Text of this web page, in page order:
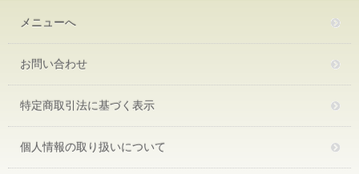
メニューへ
お問い合わせ
特定商取引法に基づく表示
個人情報の取り扱いについて